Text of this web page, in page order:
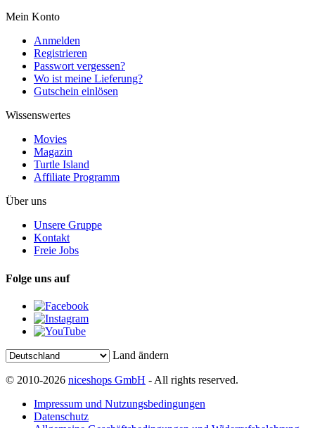
Mein Konto
Anmelden
Registrieren
Passwort vergessen?
Wo ist meine Lieferung?
Gutschein einlösen
Wissenswertes
Movies
Magazin
Turtle Island
Affiliate Programm
Über uns
Unsere Gruppe
Kontakt
Freie Jobs
Folge uns auf
Land ändern
© 2010-2026 niceshops GmbH - All rights reserved.
Impressum und Nutzungsbedingungen
Datenschutz